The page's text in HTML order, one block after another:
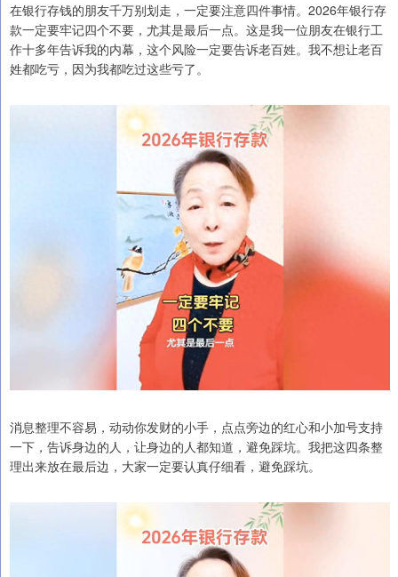
在银行存钱的朋友千万别划走，一定要注意四件事情。2026年银行存
款一定要牢记四个不要，尤其是最后一点。这是我一位朋友在银行工
作十多年告诉我的内幕，这个风险一定要告诉老百姓。我不想让老百
姓都吃亏，因为我都吃过这些亏了。
消息整理不容易，动动你发财的小手，点点旁边的红心和小加号支持
一下，告诉身边的人，让身边的人都知道，避免踩坑。我把这四条整
理出来放在最后边，大家一定要认真仔细看，避免踩坑。